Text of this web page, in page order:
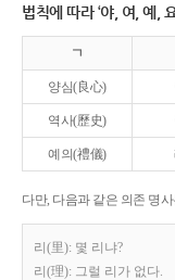
법칙에 따라 ‘야, 여, 예,
ㄱ
양심(良心)
역사(歷史)
예의(禮儀)
다만, 다음과 같은 의존 명
리(里): 몇 리냐?
리(理): 그럴 리가 없다.